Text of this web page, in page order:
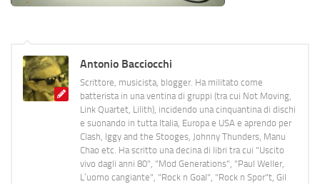
Antonio Bacciocchi
Scrittore, musicista, blogger. Ha militato come
batterista in una ventina di gruppi (tra cui Not Moving,
Link Quartet, Lilith), incidendo una cinquantina di dischi
e suonando in tutta Italia, Europa e USA e aprendo per
Clash, Iggy and the Stooges, Johnny Thunders, Manu
Chao etc. Ha scritto una decina di libri tra cui "Uscito
vivo dagli anni 80", "Mod Generations", "Paul Weller,
L’uomo cangiante", "Rock n Goal", "Rock n Spor"t, Gil